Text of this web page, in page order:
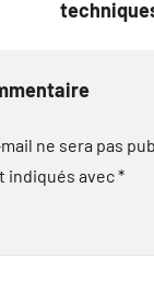
ne sera pas
indiqués avec*